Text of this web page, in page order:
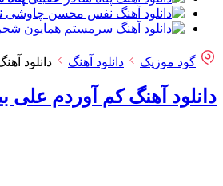
گود موزیک دانلود آهنگ دانلود
دانلود آهنگ کم آوردم علی